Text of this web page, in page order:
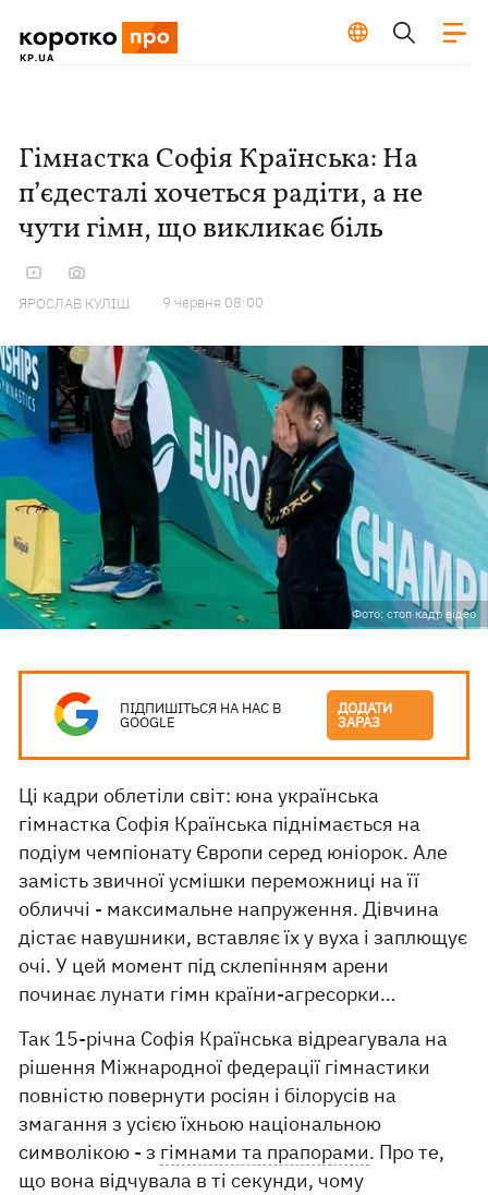
Гімнастка Софія Країнська: На
п’єдесталі хочеться радіти, а не
чути гімн, що викликає біль
ЯРОСЛАВ КУЛІШ 9 червня 08:00
Фото: стоп кадр відео
ПІДПИШІТЬСЯ НА НАС В
GOOGLE
ДОДАТИ
ЗАРАЗ
Ці кадри облетіли світ: юна українська
гімнастка Софія Країнська піднімається на
подіум чемпіонату Європи серед юніорок. Але
замість звичної усмішки переможниці на її
обличчі - максимальне напруження. Дівчина
дістає навушники, вставляє їх у вуха і заплющує
очі. У цей момент під склепінням арени
починає лунати гімн країни-агресорки…
Так 15-річна Софія Країнська відреагувала на
рішення Міжнародної федерації гімнастики
повністю повернути росіян і білорусів на
змагання з усією їхньою національною
символікою - з гімнами та прапорами. Про те,
що вона відчувала в ті секунди, чому